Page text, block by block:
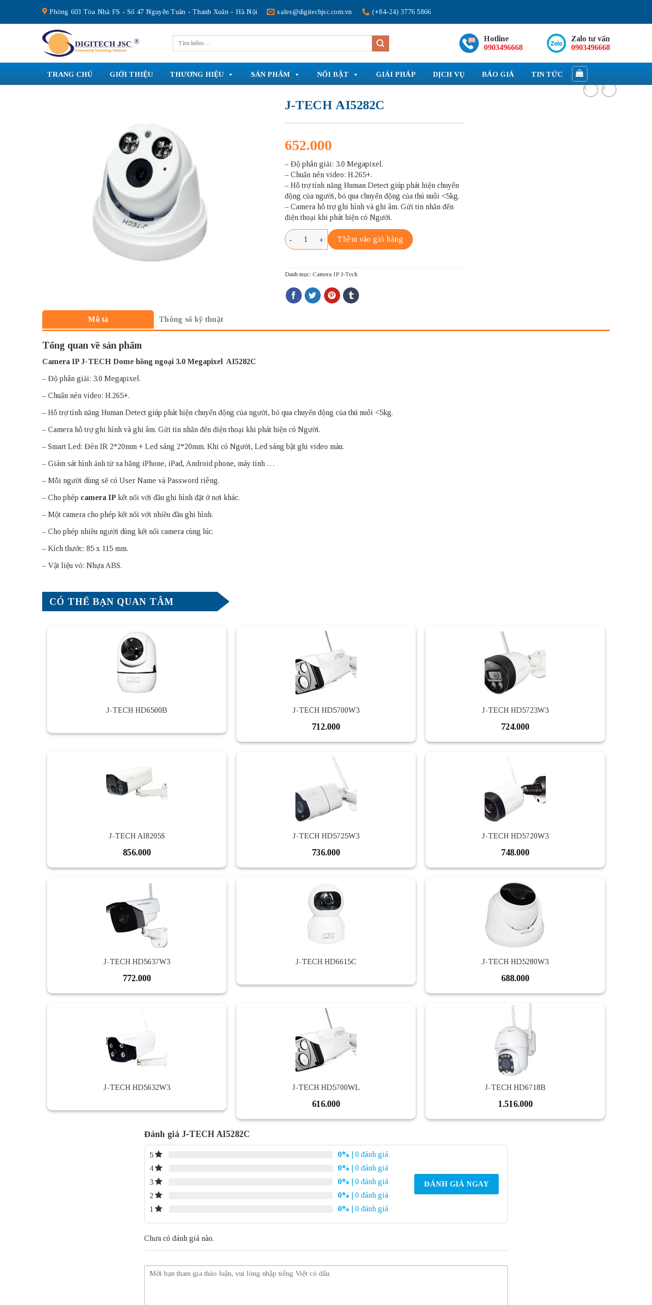
content
Phòng 603 Tòa Nhà FS - Số 47 Nguyễn Tuân - Thanh Xuân - Hà Nội sales@digitechjsc.com.vn (+84-24) 3776 5866
kiếm:
Hotline
0903496668
Zalo tư vấn
0903496668
TRANG CHỦ GIỚI THIỆU THƯƠNG HIỆU SẢN PHẨM NỔI BẬT GIẢI PHÁP DỊCH VỤ BÁO GIÁ TIN TỨC
J-TECH AI5282C
652.000
– Độ phân giải: 3.0 Megapixel.
– Chuẩn nén video: H.265+.
– Hỗ trợ tính năng Human Detect giúp phát hiện chuyển
động của người, bỏ qua chuyển động của thú nuôi <5kg.
– Camera hỗ trợ ghi hình và ghi âm. Gửi tin nhắn đến
điện thoại khi phát hiện có Người.
J-TECH AI5282C số lượng
Thêm vào giỏ hàng
Danh mục: Camera IP J-Tech
Mô tả Thông số kỹ thuật
Tổng quan về sản phẩm
Camera IP J-TECH Dome hồng ngoại 3.0 Megapixel AI5282C
– Độ phân giải: 3.0 Megapixel.
– Chuẩn nén video: H.265+.
– Hỗ trợ tính năng Human Detect giúp phát hiện chuyển động của người, bỏ qua chuyển động của thú nuôi <5kg.
– Camera hỗ trợ ghi hình và ghi âm. Gửi tin nhắn đến điện thoại khi phát hiện có Người.
– Smart Led: Đèn IR 2*20mm + Led sáng 2*20mm. Khi có Người, Led sáng bật ghi video màu.
– Giám sát hình ảnh từ xa bằng iPhone, iPad, Android phone, máy tính …
– Mỗi người dùng sẽ có User Name và Password riêng.
– Cho phép camera IP kết nối với đầu ghi hình đặt ở nơi khác.
– Một camera cho phép kết nối với nhiều đầu ghi hình.
– Cho phép nhiều người dùng kết nối camera cùng lúc.
– Kích thước: 85 x 115 mm.
– Vật liệu vỏ: Nhựa ABS.
CÓ THỂ BẠN QUAN TÂM
J-TECH HD6500B J-TECH HD5700W3
712.000
J-TECH HD5723W3
724.000
J-TECH AI8205S
856.000
J-TECH HD5725W3
736.000
J-TECH HD5720W3
748.000
J-TECH HD5637W3
772.000
J-TECH HD6615C J-TECH HD5280W3
688.000
J-TECH HD5632W3 J-TECH HD5700WL
616.000
J-TECH HD6718B
1.516.000
Đánh giá J-TECH AI5282C
5 0%
| 0 đánh giá
4
0%
| 0 đánh giá
3
0%
| 0 đánh giá
2
0%
| 0 đánh giá
1
0% | 0 đánh giá
ĐÁNH GIÁ NGAY
Chưa có đánh giá nào.